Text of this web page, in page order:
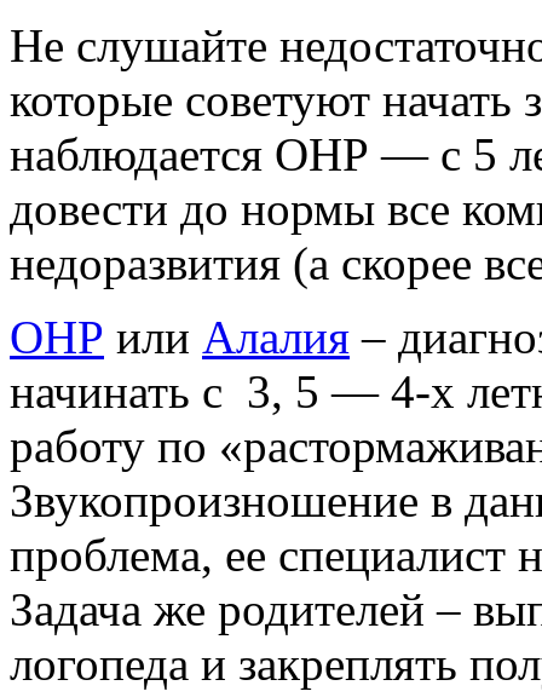
Не слушайте
которые советуют начать
наблюдается ОНР — с 5
довести до нормы все
недоразвития (а скорее
ОНР или Алалия –
начинать с 3, 5 — 4-х
работу по
Звукопроизношение в
проблема, ее специалист
Задача же родителей –
логопеда и закреплять